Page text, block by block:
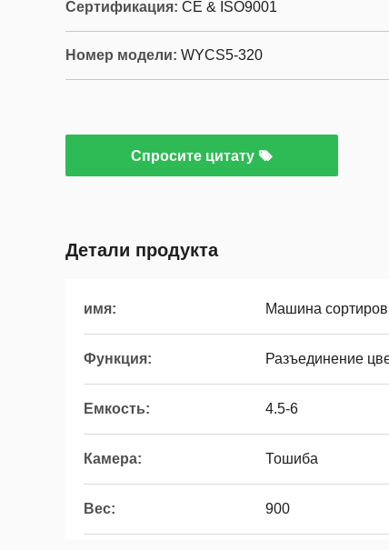
Сертификация: CE & ISO9001
Номер модели: WYCS5-320
Спросите цитату
Детали продукта
имя: Машина
Функция: Разъединение
Емкость: 4.5-6
Камера: Тошиба
Вес: 900